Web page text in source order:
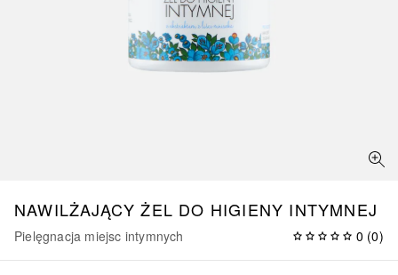
NAWILŻAJĄCY ŻEL DO HIGIENY INTYMNEJ
Pielęgnacja miejsc intymnych 0 (0)